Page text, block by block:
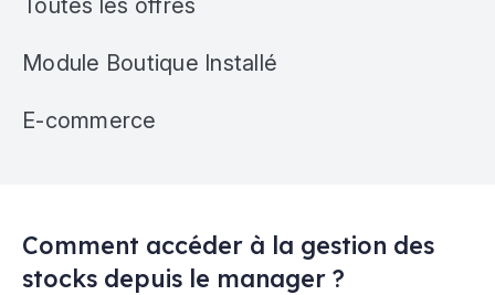
Toutes les offres
Module Boutique Installé
E-commerce
Comment accéder à la gestion des
stocks depuis le manager ?